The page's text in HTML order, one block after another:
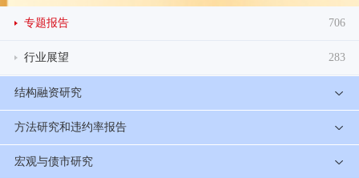
专题报告 706
行业展望 283
结构融资研究
方法研究和违约率报告
宏观与债市研究